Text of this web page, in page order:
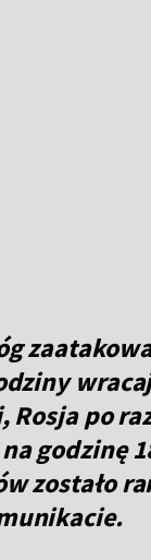
Rosja po
godzinę
zostało